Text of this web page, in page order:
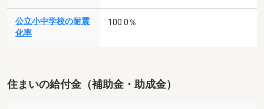
公立小中学校の耐震
化率
100.0％
住まいの給付金（補助金・助成金）